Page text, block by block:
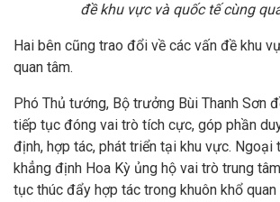
đề khu vực và quốc tế cùng
Hai bên cũng trao đổi về các vấn đề khu
quan tâm.
Phó Thủ tướng, Bộ trưởng Bùi Thanh Sơn
tiếp tục đóng vai trò tích cực, góp phần
định, hợp tác, phát triển tại khu vực. Ngoại
khẳng định Hoa Kỳ ủng hộ vai trò trung
tục thúc đẩy hợp tác trong khuôn khổ